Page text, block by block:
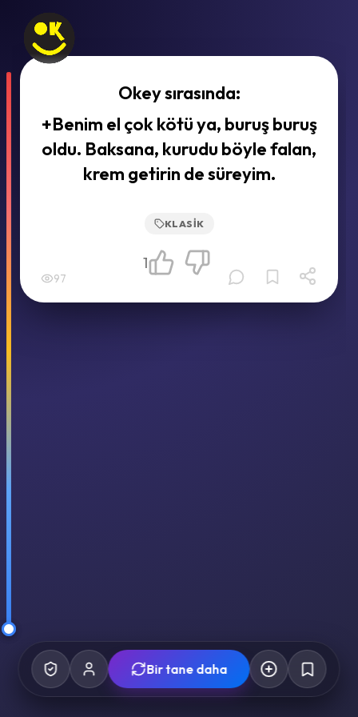
Okey sırasında:
+Benim el çok kötü ya, buruş buruş
oldu. Baksana, kurudu böyle falan,
krem getirin de süreyim.
KLASIK
97
1
Bir tane daha